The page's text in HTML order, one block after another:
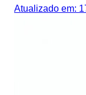
Atualizado em: